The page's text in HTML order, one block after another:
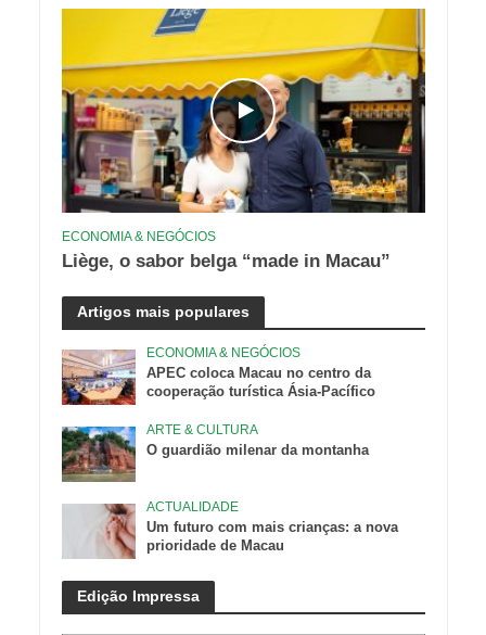
ECONOMIA & NEGÓCIOS
Liège, o sabor belga “made in Macau”
Artigos mais populares
ECONOMIA & NEGÓCIOS
APEC coloca Macau no centro da
cooperação turística Ásia-Pacífico
ARTE & CULTURA
O guardião milenar da montanha
ACTUALIDADE
Um futuro com mais crianças: a nova
prioridade de Macau
Edição Impressa